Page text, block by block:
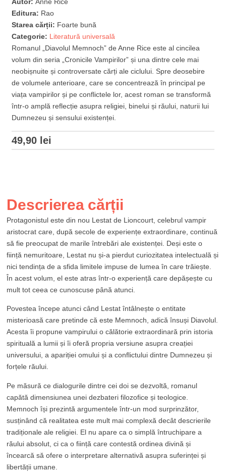
Editura: Rao
Starea cărții: Foarte bună
Categorie: Literatură universală
Romanul „Diavolul Memnoch” de Anne Rice este al cincilea
volum din seria „Cronicile Vampirilor” și una dintre cele mai
neobișnuite și controversate cărți ale ciclului. Spre deosebire
de volumele anterioare, care se concentrează în principal pe
viața vampirilor și pe conflictele lor, acest roman se transformă
într-o amplă reflecție asupra religiei, binelui și răului, naturii lui
Dumnezeu și sensului existenței.
49,90 lei
Descrierea cărții
Protagonistul este din nou Lestat de Lioncourt, celebrul vampir
aristocrat care, după secole de experiențe extraordinare, continuă
să fie preocupat de marile întrebări ale existenței. Deși este o
ființă nemuritoare, Lestat nu și-a pierdut curiozitatea intelectuală și
nici tendința de a sfida limitele impuse de lumea în care trăiește.
În acest volum, el este atras într-o experiență care depășește cu
mult tot ceea ce cunoscuse până atunci.
Povestea începe atunci când Lestat întâlnește o entitate
misterioasă care pretinde că este Memnoch, adică însuși Diavolul.
Acesta îi propune vampirului o călătorie extraordinară prin istoria
spirituală a lumii și îi oferă propria versiune asupra creației
universului, a apariției omului și a conflictului dintre Dumnezeu și
forțele răului.
Pe măsură ce dialogurile dintre cei doi se dezvoltă, romanul
capătă dimensiunea unei dezbateri filozofice și teologice.
Memnoch își prezintă argumentele într-un mod surprinzător,
susținând că realitatea este mult mai complexă decât descrierile
tradiționale ale religiei. El nu apare ca o simplă întruchipare a
răului absolut, ci ca o ființă care contestă ordinea divină și
încearcă să ofere o interpretare alternativă asupra suferinței și
libertății umane.